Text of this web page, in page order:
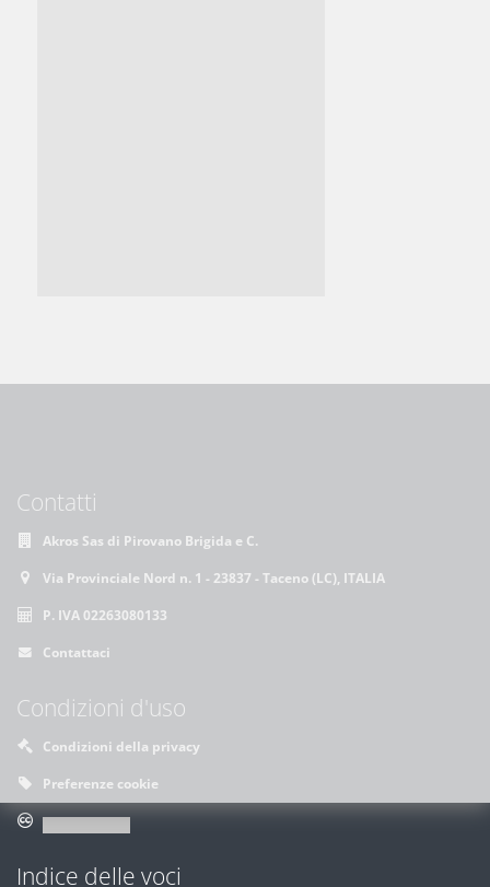
Contatti
Akros Sas di Pirovano Brigida e C.
Via Provinciale Nord n. 1 - 23837 - Taceno (LC), ITALIA
P. IVA 02263080133
Contattaci
Condizioni d'uso
Condizioni della privacy
Preferenze cookie
Indice delle voci